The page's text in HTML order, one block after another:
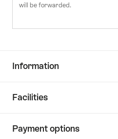
will be forwarded.
Information
ClickToViewContent
Facilities
ClickToViewContent
Payment options